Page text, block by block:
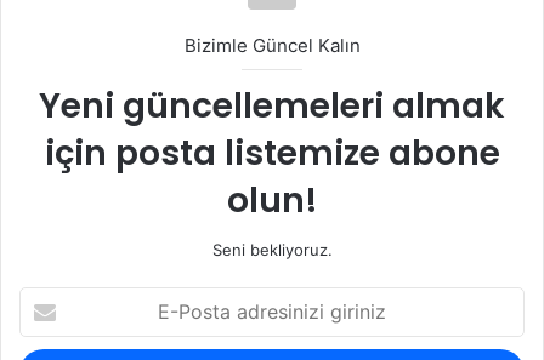
Bizimle Güncel Kalın
Yeni güncellemeleri almak
için posta listemize abone
olun!
Seni bekliyoruz.
E-
Posta
adresinizi